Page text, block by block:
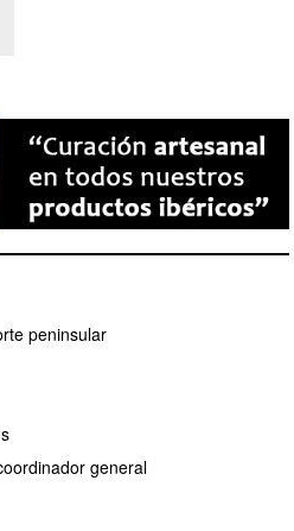
peninsular
general